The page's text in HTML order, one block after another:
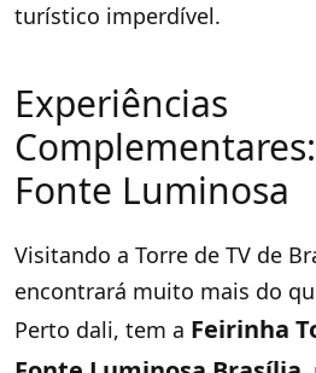
turístico imperdível.
Experiências
Fonte Luminosa
Visitando a Torre de TV de
encontrará muito mais do
Perto dali, tem a Feirinha